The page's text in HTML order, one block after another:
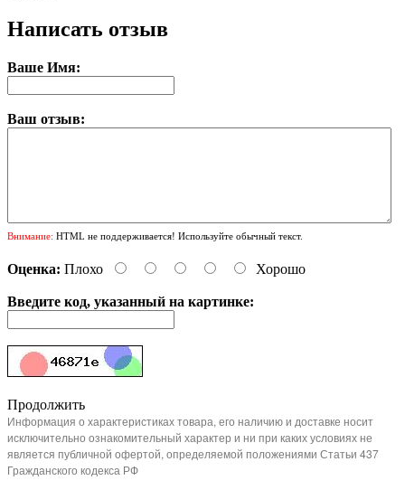
Написать отзыв
Ваше Имя:
Ваш отзыв:
Внимание: HTML не поддерживается! Используйте обычный текст.
Оценка: Плохо Хорошо
Введите код, указанный на картинке:
Продолжить
Информация о характеристиках товара, его наличию и доставке носит
исключительно ознакомительный характер и ни при каких условиях не
является публичной офертой, определяемой положениями Статьи 437
Гражданского кодекса РФ